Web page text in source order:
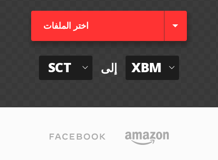
اختر الملفات
SCT إلى XBM